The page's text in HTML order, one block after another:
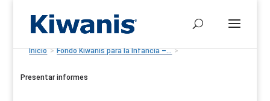
Inicio > Fondo Kiwanis para la Infancia –... >
Presentar informes